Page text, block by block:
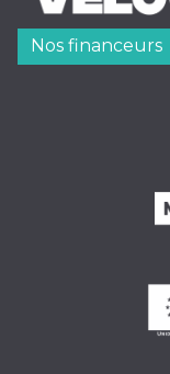
Nos financeurs